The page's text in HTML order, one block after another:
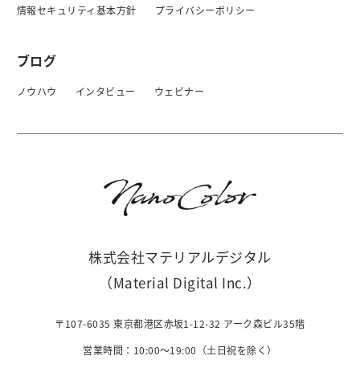
情報セキュリティ基本方針 プライバシーボリシー
ブログ
ノウハウ インタビュー ウェビナー
株式会社マテリアルデジタル
（Material Digital Inc.）
〒107-6035 東京都港区赤坂1-12-32 アーク森ビル35階
営業時間：10:00〜19:00（土日祝を除く）